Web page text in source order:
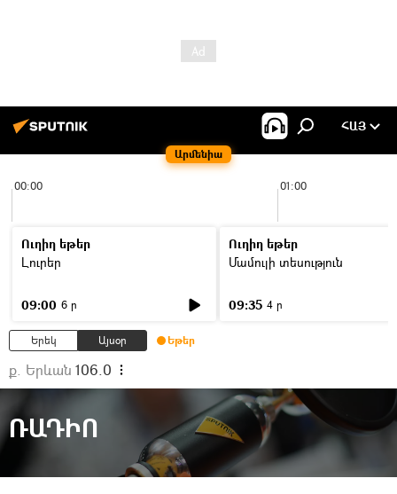
Արմենիա
ՀԱՅ
00:00 01:00
Ուղիղ եթեր
Լուրեր
09:00 6 ր
Ուղիղ եթեր
Մամուլի տեսություն
09:35 4 ր
Երեկ Այսօր Եթեր
ք. Երևան 106.0
ՌԱԴԻՈ